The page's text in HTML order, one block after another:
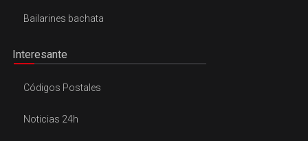
Bailarines bachata
Interesante
Códigos Postales
Noticias 24h